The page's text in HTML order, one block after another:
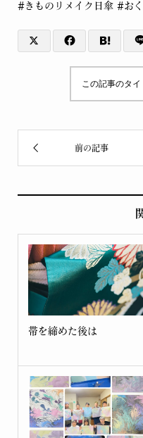
#きものリメイク日傘 #お
この記事のタ
帯を締めた後は